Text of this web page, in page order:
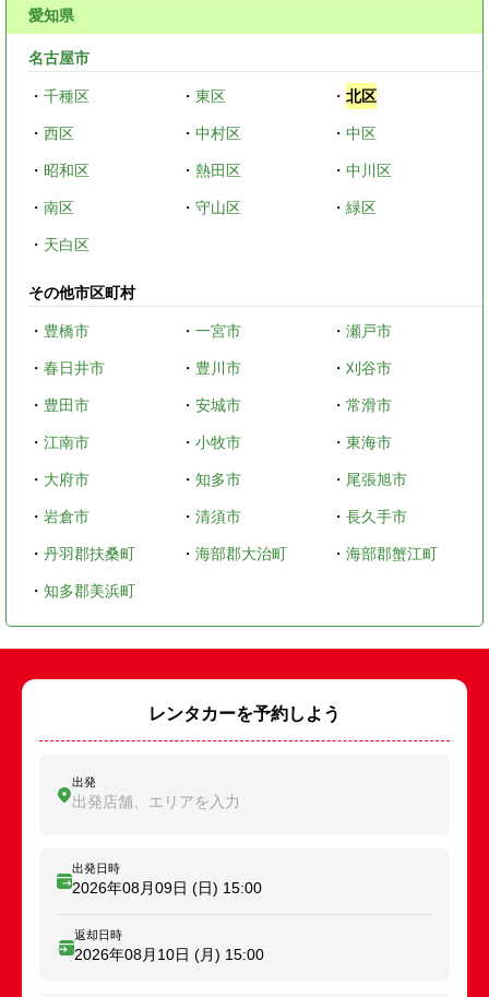
愛知県
名古屋市
・ 千種区 ・ 東区 ・北区
・ 西区 ・ 中村区 ・中区
・ 昭和区 ・ 熱田区 ・中川区
・ 南区 ・ 守山区 ・緑区
・ 天白区
その他市区町村
・ 豊橋市 ・ 一宮市 ・瀬戸市
・ 春日井市 ・ 豊川市 ・刈谷市
・ 豊田市 ・ 安城市 ・常滑市
・ 江南市 ・ 小牧市 ・東海市
・ 大府市 ・ 知多市 ・ 尾張旭市
・ 岩倉市 ・ 清須市 ・長久手市
・ 丹羽郡扶桑町 ・ 海部郡大治町 ・海部郡蟹江町
・ 知多郡美浜町
レンタカーを予約しよう
出発
出発店舗、エリアを入力
出発日時
2026年08月09日 (日) 15:00
返却日時
2026年08月10日 (月) 15:00